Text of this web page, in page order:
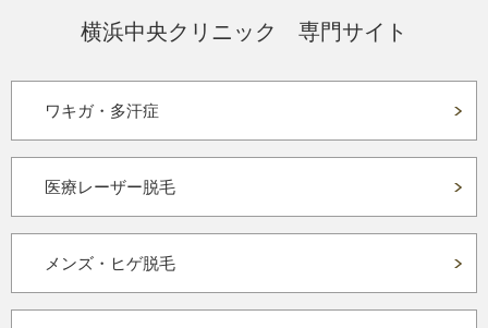
横浜中央クリニック 専門サイト
ワキガ・多汗症
医療レーザー脱毛
メンズ・ヒゲ脱毛